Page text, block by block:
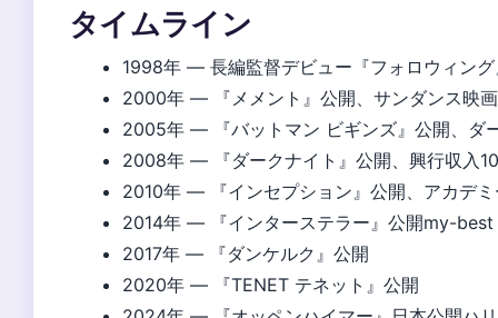
タイムライン
1998年 — 長編監督デビュー『フォロウィング
2000年 — 『メメント』公開、サンダンス映
2005年 — 『バットマン ビギンズ』公開、ダ
2008年 — 『ダークナイト』公開、興行収入
2010年 — 『インセプション』公開、アカデ
2014年 — 『インターステラー』公開my-best
2017年 — 『ダンケルク』公開
2020年 — 『TENET テネット』公開